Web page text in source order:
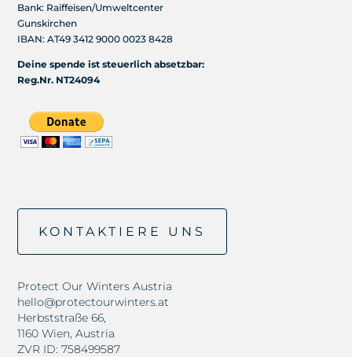
Bank: Raiffeisen/Umweltcenter
Gunskirchen
IBAN: AT49 3412 9000 0023 8428
Deine spende ist steuerlich absetzbar:
Reg.Nr. NT24094
KONTAKTIERE UNS
Protect Our Winters Austria
hello@protectourwinters.at
Herbststraße 66,
1160 Wien, Austria
ZVR ID: 758499587